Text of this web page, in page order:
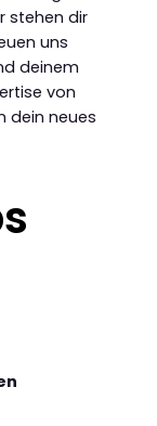
stehen dir
uns
deinem
von
dein neues